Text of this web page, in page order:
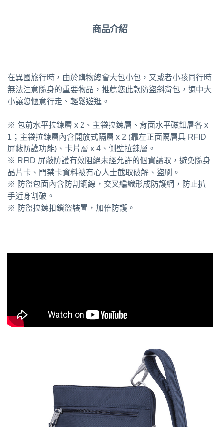
商品介紹
在異國旅行時，由於購物總會大包小包，又或者小孩同行時
無法注意隨身的重要物品，推薦您此款防盜斜背包，適中大
小讓您愜意行走、輕鬆遊逛。
※ 包前水平拉鍊層 x 2、主袋拉鍊層、背面水平磁釦層各 x
1；主袋拉鍊層內含開放式隔層 x 2 (靠左正面隔層具 RFID
屏蔽防護功能)、卡片層 x 4、側壁拉鍊層。
※ RFID 屏蔽防護有效阻絕未經允許的個資讀取，避免隨身
晶片卡、門禁卡資料被有心人士截取破解、盜刷。
※ 防盜包面內含防割鋼線，交叉編織形成防護網，防止扒
手近身割破。
※ 防盜拉鍊扣鎖盜裝置，加倍防護。